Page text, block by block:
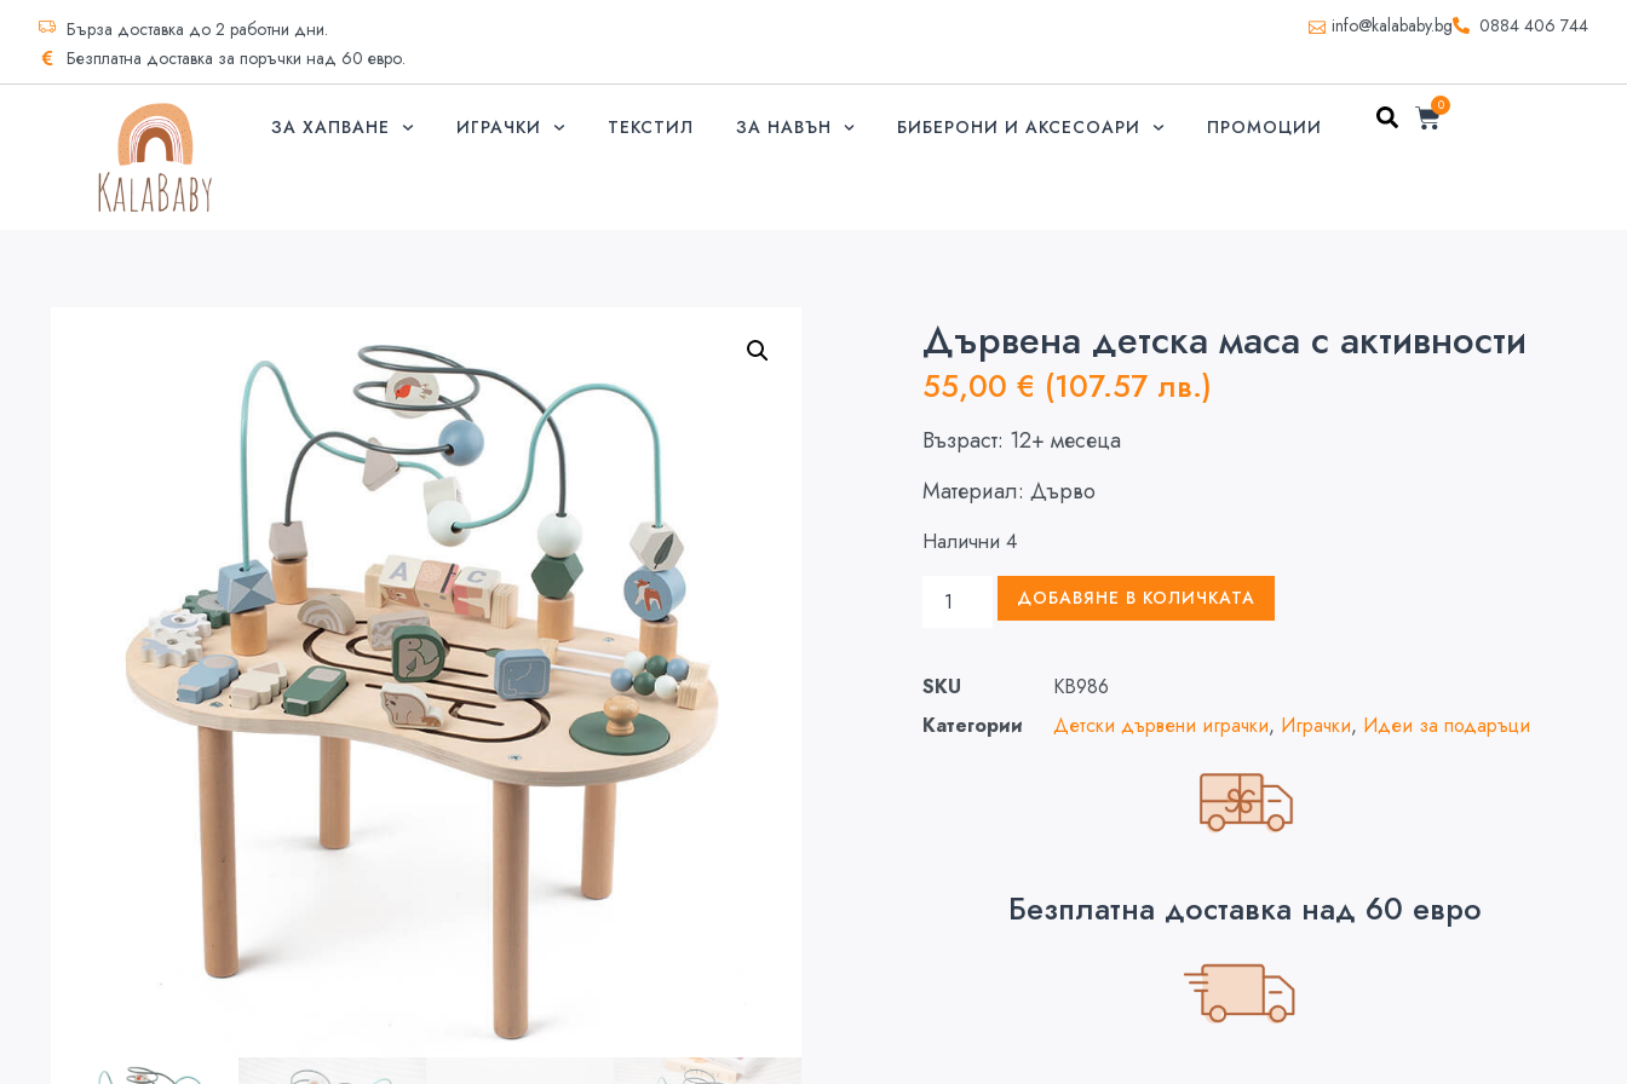
Бърза доставка до 2 работни дни.
Безплатна доставка за поръчки над 60 евро.
info@kalababy.bg 0884 406 744
ЗА ХАПВАНЕ ИГРАЧКИ ТЕКСТИЛ ЗА НАВЪН БИБЕРОНИ И АКСЕСОАРИ ПРОМОЦИИ
0
Дървена детска маса с активности
55,00 € (107.57 лв.)
Възраст: 12+ месеца
Материал: Дърво
Налични 4
ДОБАВЯНЕ В КОЛИЧКАТА
SKU
KB986
Категории
Детски дървени играчки, Играчки, Идеи за подаръци
Безплатна доставка над 60 евро